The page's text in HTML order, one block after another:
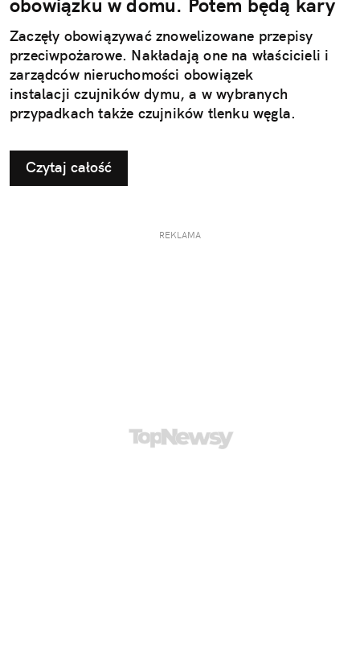
Zaczęły obowiązywać znowelizowane przepisy
przeciwpożarowe. Nakładają one na właścicieli i
zarządców nieruchomości obowiązek
instalacji czujników dymu, a w wybranych
przypadkach także czujników tlenku węgla.
Czytaj całość
REKLAMA